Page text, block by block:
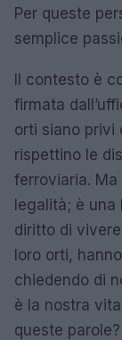
Per queste
semplice
Il contesto è
firmata
orti siano privi
rispettino le
ferroviaria.
legalità; è una
diritto di
loro orti,
chiedendo di
è la nostra
queste